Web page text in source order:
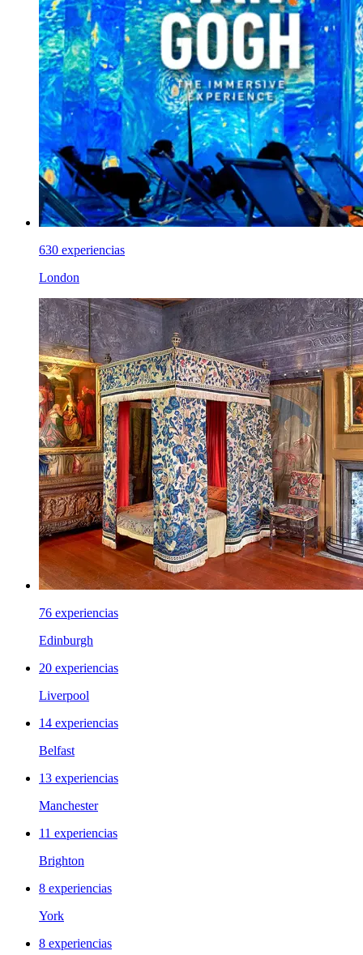
630 experiencias
London
76 experiencias
Edinburgh
20 experiencias
Liverpool
14 experiencias
Belfast
13 experiencias
Manchester
11 experiencias
Brighton
8 experiencias
York
8 experiencias